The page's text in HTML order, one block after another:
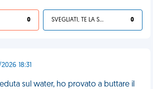
0 SVEGLIATI, TE LA SEI CERCATA! 0
18:31
sul water, ho provato a buttare il